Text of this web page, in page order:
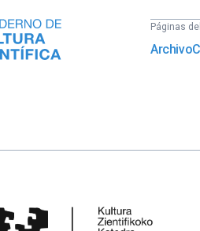
Páginas
Archivo